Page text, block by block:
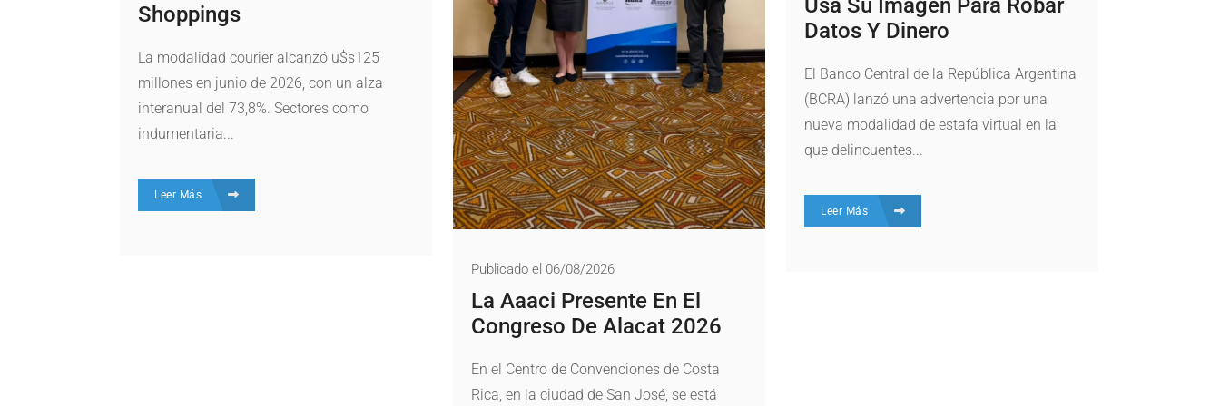
Shoppings
La modalidad courier alcanzó u$s125
millones en junio de 2026, con un alza
interanual del 73,8%. Sectores como
indumentaria...
Leer Más
Publicado el 06/08/2026
La Aaaci Presente En El
Congreso De Alacat 2026
En el Centro de Convenciones de Costa
Rica, en la ciudad de San José, se está
Usa Su Imagen Para Robar
Datos Y Dinero
El Banco Central de la República Argentina
(BCRA) lanzó una advertencia por una
nueva modalidad de estafa virtual en la
que delincuentes...
Leer Más